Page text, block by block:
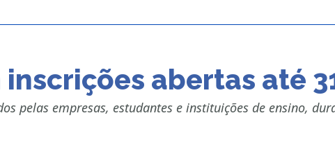
abertas até
pelas empresas, estudantes e instituições de ensino,